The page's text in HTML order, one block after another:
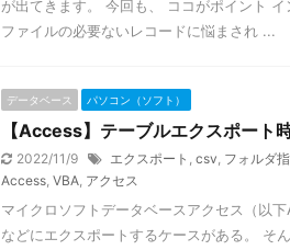
が出てきます。 今回も、 ココがポイント
ファイルの必要ないレコードに悩まされ ...
データベース パソコン（ソフト）
【Access】テーブルエクスポート
2022/11/9 エクスポート , csv, フォルダ
Access, VBA, アクセス
マイクロソフトデータベースアクセス（以
などにエクスポートするケースがある。 そ